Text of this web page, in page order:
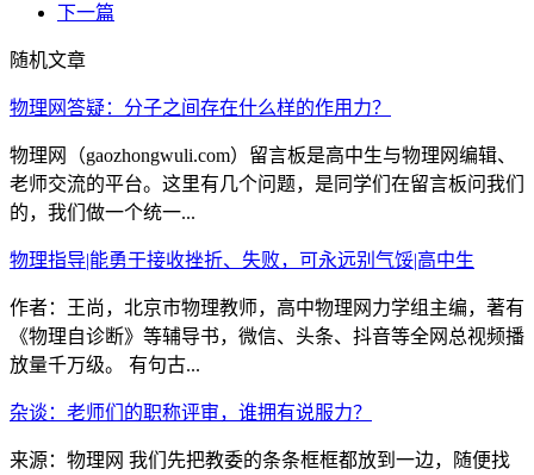
下一篇
随机文章
物理网答疑：分子之间存在什么样的作用力？
物理网（gaozhongwuli.com）留言板是高中生与物理网编辑、
老师交流的平台。这里有几个问题，是同学们在留言板问我们
的，我们做一个统一...
物理指导|能勇于接收挫折、失败，可永远别气馁|高中生
作者：王尚，北京市物理教师，高中物理网力学组主编，著有
《物理自诊断》等辅导书，微信、头条、抖音等全网总视频播
放量千万级。 有句古...
杂谈：老师们的职称评审，谁拥有说服力？
来源：物理网 我们先把教委的条条框框都放到一边，随便找